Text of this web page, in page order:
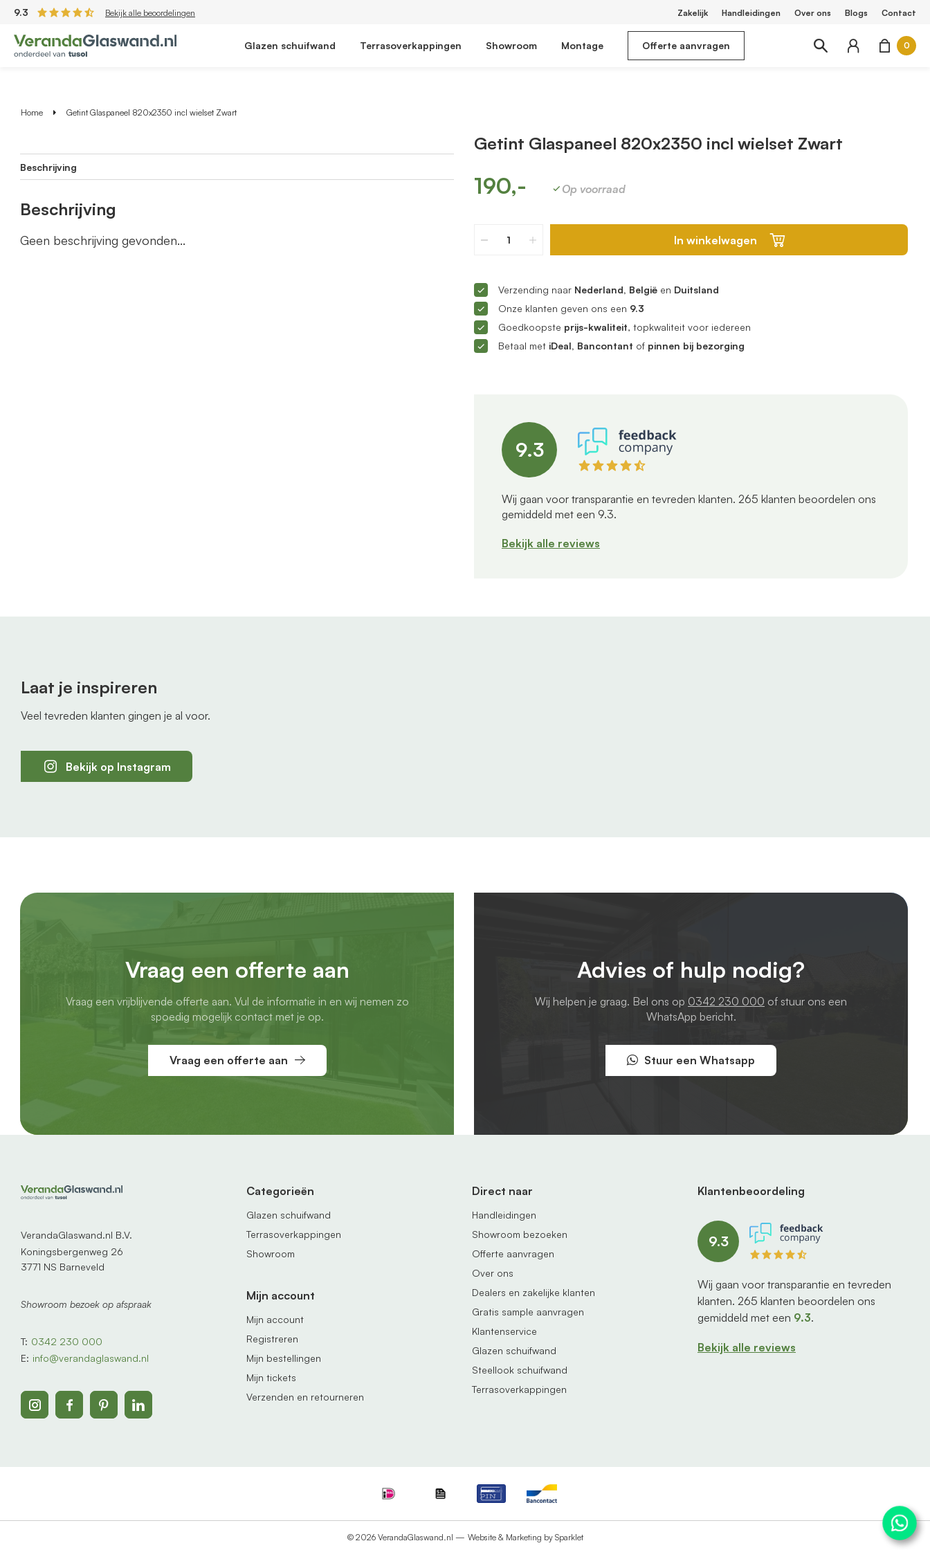
9.3 Bekijk alle beoordelingen Zakelijk Handleidingen Over ons Blogs Contact
Glazen schuifwand Terrasoverkappingen Showroom Montage Offerte aanvragen 0
Home Getint Glaspaneel 820x2350 incl wielset Zwart
Beschrijving
Beschrijving
Geen beschrijving gevonden...
Getint Glaspaneel 820x2350 incl wielset Zwart
190,- Op voorraad
In winkelwagen
Verzending naar Nederland, België en Duitsland
Onze klanten geven ons een 9.3
Goedkoopste prijs-kwaliteit, topkwaliteit voor iedereen
Betaal met iDeal, Bancontant of pinnen bij bezorging
9.3
Wij gaan voor transparantie en tevreden klanten. 265 klanten beoordelen ons
gemiddeld met een 9.3.
Bekijk alle reviews
Laat je inspireren
Veel tevreden klanten gingen je al voor.
Bekijk op Instagram
Vraag een offerte aan
Vraag een vrijblijvende offerte aan. Vul de informatie in en wij nemen zo
spoedig mogelijk contact met je op.
Vraag een offerte aan
Advies of hulp nodig?
Wij helpen je graag. Bel ons op 0342 230 000 of stuur ons een
WhatsApp bericht.
Stuur een Whatsapp
VerandaGlaswand.nl B.V.
Koningsbergenweg 26
3771 NS Barneveld
Showroom bezoek op afspraak
T: 0342 230 000
E: info@verandaglaswand.nl
Categorieën
Glazen schuifwand
Terrasoverkappingen
Showroom
Mijn account
Mijn account
Registreren
Mijn bestellingen
Mijn tickets
Verzenden en retourneren
Direct naar
Handleidingen
Showroom bezoeken
Offerte aanvragen
Over ons
Dealers en zakelijke klanten
Gratis sample aanvragen
Klantenservice
Glazen schuifwand
Steellook schuifwand
Terrasoverkappingen
Klantenbeoordeling
9.3
Wij gaan voor transparantie en tevreden
klanten. 265 klanten beoordelen ons
gemiddeld met een 9.3.
Bekijk alle reviews
© 2026 VerandaGlaswand.nl — Website & Marketing by Sparklet